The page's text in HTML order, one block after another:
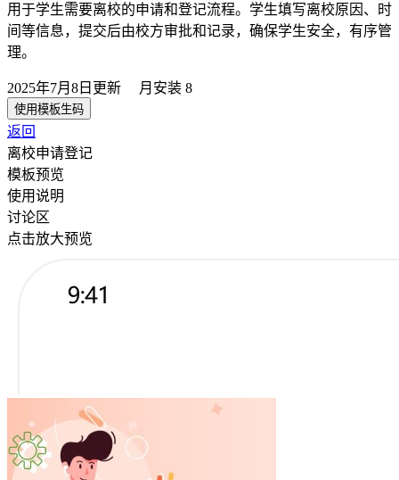
用于学生需要离校的申请和登记流程。学生填写离校原因、时
间等信息，提交后由校方审批和记录，确保学生安全，有序管
理。
2025年7月8日 更新 月安装 8
使用模板生码
返回
离校申请登记
模板预览
使用说明
讨论区
点击放大预览